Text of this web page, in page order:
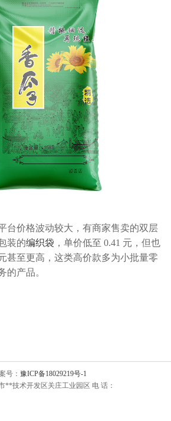
台价格波动较大，有商家售卖的双层
装的编织袋 ，单价低至 0.41 元，但也
甚至更高，这类高价款多为小批量零
的产品。
号： 豫ICP备18029219号-1
**技术开发区关庄工业园区 电 话：